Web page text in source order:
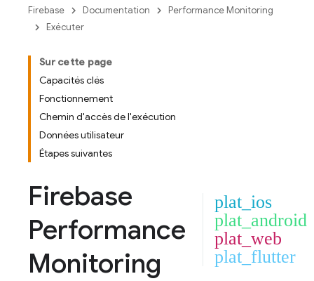
Firebase Documentation
Performance Monitoring
Exécuter
Sur cette page
Capacités clés
Fonctionnement
Chemin d'accès de l'exécution
Données utilisateur
Étapes suivantes
Firebase
Performance
Monitoring
plat_ios
plat_android
plat_web
plat_flutter